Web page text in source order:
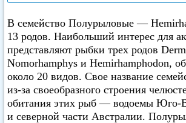
В семейство Полурыловые —
13 родов. Наибольший интерес для
представляют рыбки трех родов
Nomorhamphys и Hemirhamphodon,
около 20 видов. Свое название
из-за своеобразного строения
обитания этих рыб — водоемы Юго-
и северной части Австралии.